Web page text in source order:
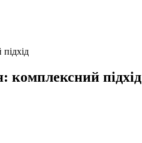
комплексний підхід